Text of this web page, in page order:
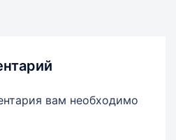
вам необходимо